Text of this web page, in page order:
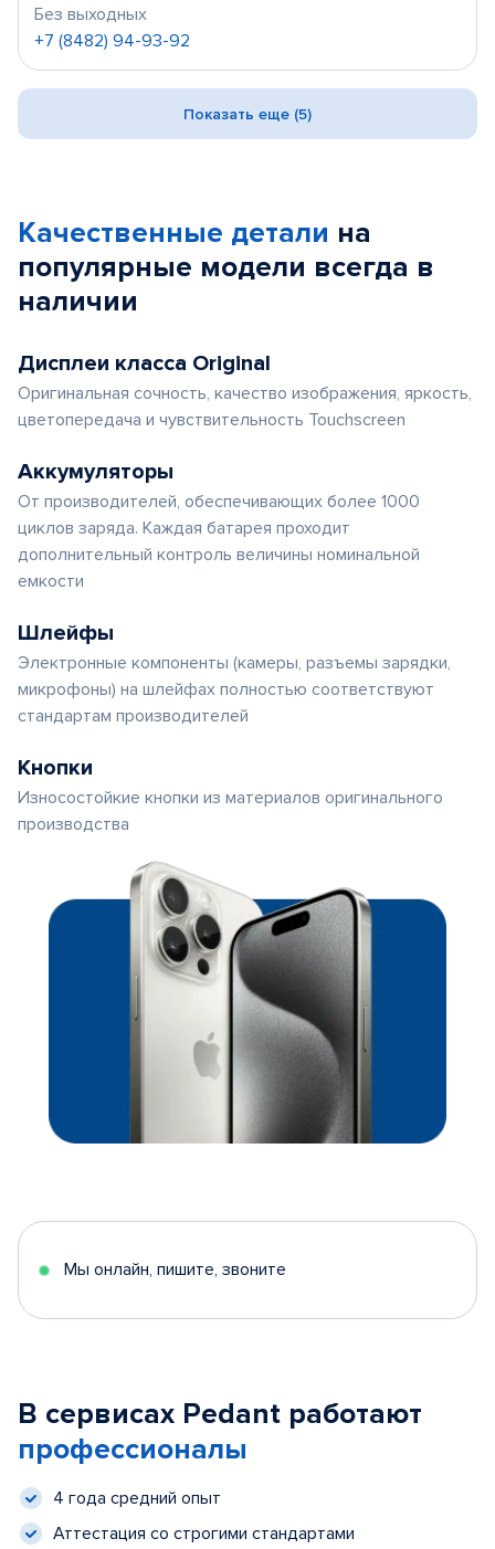
Без выходных
+7 (8482) 94-93-92
Показать еще (5)
Качественные детали на
популярные модели всегда в
наличии
Дисплеи класса Original
Оригинальная сочность, качество изображения, яркость,
цветопередача и чувствительность Touchscreen
Аккумуляторы
От производителей, обеспечивающих более 1000
циклов заряда. Каждая батарея проходит
дополнительный контроль величины номинальной
емкости
Шлейфы
Электронные компоненты (камеры, разъемы зарядки,
микрофоны) на шлейфах полностью соответствуют
стандартам производителей
Кнопки
Износостойкие кнопки из материалов оригинального
производства
Мы онлайн, пишите, звоните
В сервисах Pedant работают
профессионалы
4 года средний опыт
Аттестация со строгими стандартами